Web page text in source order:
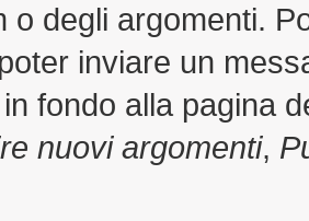
o degli argomenti.
inviare un
fondo alla pagina
nuovi argomenti,